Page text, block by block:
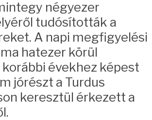
négyezer
tudósították a
A napi megfigyelési
hatezer körül
évekhez képest
jórészt a Turdus
keresztül érkezett a